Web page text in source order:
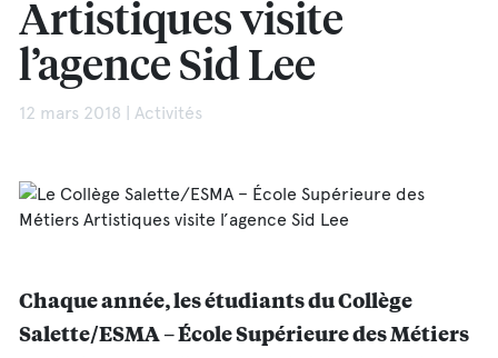
Artistiques visite
l’agence Sid Lee
12 mars 2018 | Activités
Chaque année, les étudiants du Collège
Salette/ESMA – École Supérieure des Métiers